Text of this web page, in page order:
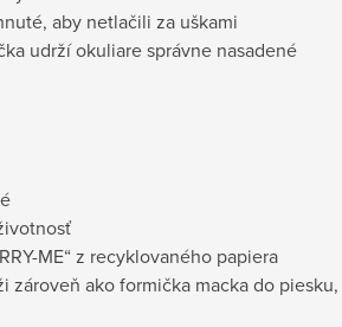
aby netlačili za uškami
udrží okuliare správne nasadené
ME“ z recyklovaného papiera
zároveň ako formička macka do